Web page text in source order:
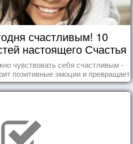
счастливым! 10
настоящего Счастья
чувствовать себя счастливым -
позитивные эмоции и превращает
в маленький праздник.